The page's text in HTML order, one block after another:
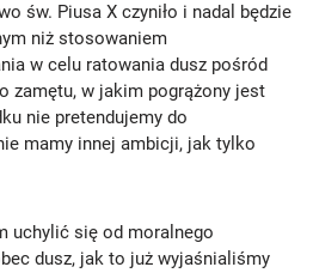
św. Piusa X czyniło i nadal będzie
niż stosowaniem
w celu ratowania dusz pośród
zamętu, w jakim pogrążony jest
nie pretendujemy do
mamy innej ambicji, jak tylko
uchylić się od moralnego
dusz, jak to już wyjaśnialiśmy